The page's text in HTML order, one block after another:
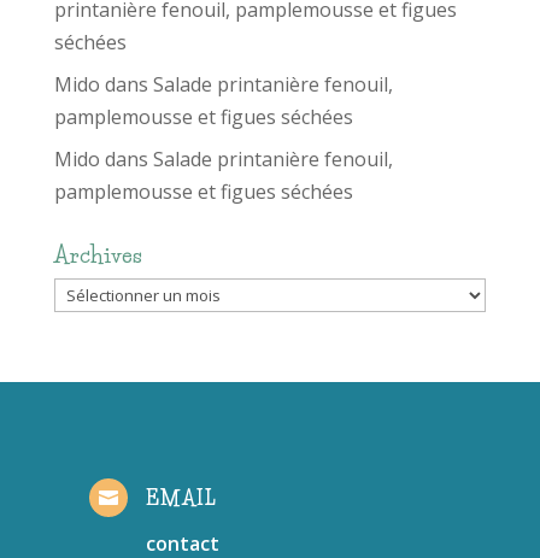
printanière fenouil, pamplemousse et figues
séchées
Mido dans Salade printanière fenouil,
pamplemousse et figues séchées
Mido dans Salade printanière fenouil,
pamplemousse et figues séchées
Archives
Archives
 EMAIL
contact